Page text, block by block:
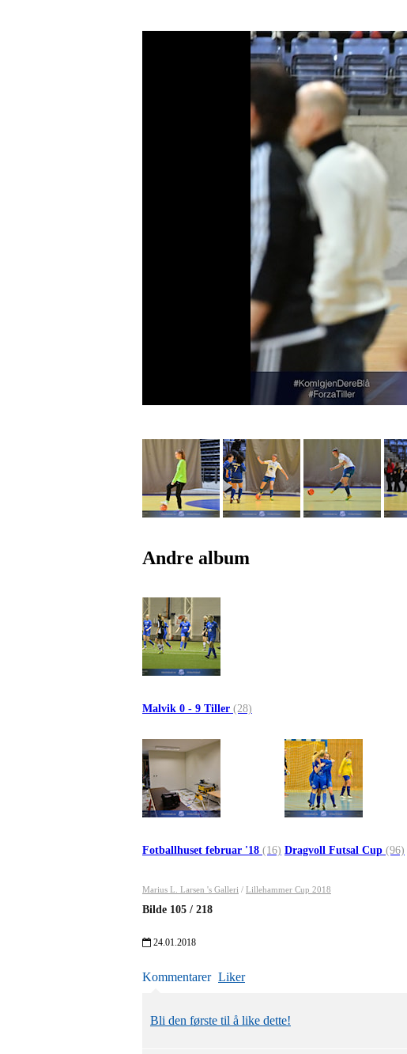
Andre album
Malvik 0 - 9 Tiller (28)
Fotballhuset februar '18 (16) Dragvoll Futsal Cup (96)
Marius L. Larsen 's Galleri / Lillehammer Cup 2018
Bilde 105 / 218
24.01.2018
Kommentarer Liker
Bli den første til å like dette!